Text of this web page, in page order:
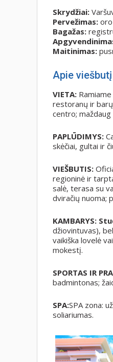
Skrydžiai:
Pervežimas:
Bagažas:
Maitinimas:
Apie
VIETA:
restoranų ir
centro;
PAPLŪDIMYS:
skėčiai, gultai ir
VIEŠBUTIS:
regioninė ir
salė, terasa su
dviračių nuoma;
KAMBARYS:
džiovintuvas),
vaikiška lovelė
mokestį.
SPORTAS IR
badmintonas;
SPA:SPA zona:
soliariumas.